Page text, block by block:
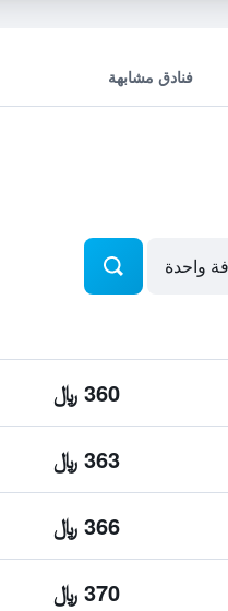
فنادق مشابهة
360 ﷼
363 ﷼
366 ﷼
370 ﷼